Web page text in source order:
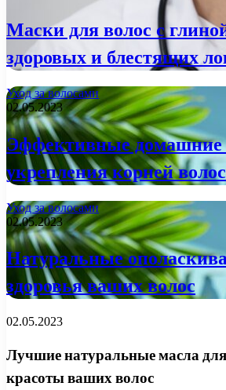
Маски для волос с
здоровых и блестящих
Уход за волосами
02.05.2023
Эффективные домашние
укрепления корней волос
Уход за волосами
02.05.2023
Натуральные
здоровья ваших волос
02.05.2023
Лучшие натуральные масла
красоты ваших волос